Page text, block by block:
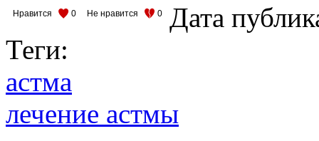
Нравится 0 Не нравится 0
Дата
Теги:
астма
лечение астмы